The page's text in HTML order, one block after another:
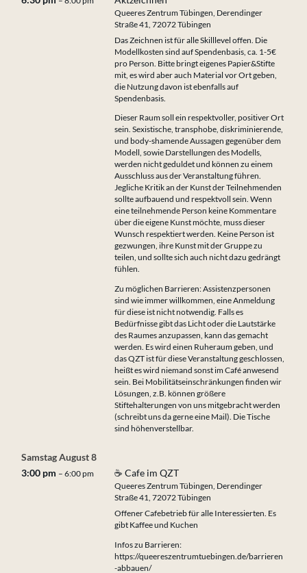
Queeres Zentrum Tübingen, Derendinger
Straße 41, 72072 Tübingen
Das Zeichnen ist für alle Skilllevel offen. Die
Modellkosten sind auf Spendenbasis, ca. 1-5€
pro Person. Bitte bringt eigenes Papier&Stifte
mit, es wird aber auch Material vor Ort geben,
die Nutzung davon ist ebenfalls auf
Spendenbasis.
Dieser Raum soll ein respektvoller, positiver Ort
sein. Sexistische, transphobe, diskriminierende,
und body-shamende Aussagen gegenüber dem
Modell, sowie Darstellungen des Modells,
werden nicht geduldet und können zu einem
Ausschluss aus der Veranstaltung führen.
Jegliche Kritik an der Kunst der Teilnehmenden
sollte aufbauend und respektvoll sein. Wenn
eine teilnehmende Person keine Kommentare
über die eigene Kunst möchte, muss dieser
Wunsch respektiert werden. Keine Person ist
gezwungen, ihre Kunst mit der Gruppe zu
teilen, und sollte sich auch nicht dazu gedrängt
fühlen.
Zu möglichen Barrieren: Assistenzpersonen
sind wie immer willkommen, eine Anmeldung
für diese ist nicht notwendig. Falls es
Bedürfnisse gibt das Licht oder die Lautstärke
des Raumes anzupassen, kann das gemacht
werden. Es wird einen Ruheraum geben, und
das QZT ist für diese Veranstaltung geschlossen,
heißt es wird niemand sonst im Café anwesend
sein. Bei Mobilitätseinschränkungen finden wir
Lösungen, z.B. können größere
Stiftehalterungen von uns mitgebracht werden
(schreibt uns da gerne eine Mail). Die Tische
sind höhenverstellbar.
Samstag August 8
3:00 pm – 6:00 pm ☕ Cafe im QZT
Queeres Zentrum Tübingen, Derendinger
Straße 41, 72072 Tübingen
Offener Cafebetrieb für alle Interessierten. Es
gibt Kaffee und Kuchen
Infos zu Barrieren:
https://queereszentrumtuebingen.de/barrieren
-abbauen/